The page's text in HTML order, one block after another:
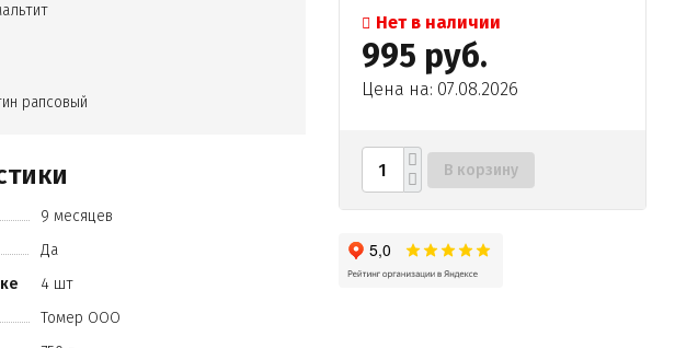
рапсовый
специализированный
сухая
9 месяцев
Да
4 шт
Томер ООО
Нет в наличии
995 руб.
Цена на: 07.08.2026
В корзину